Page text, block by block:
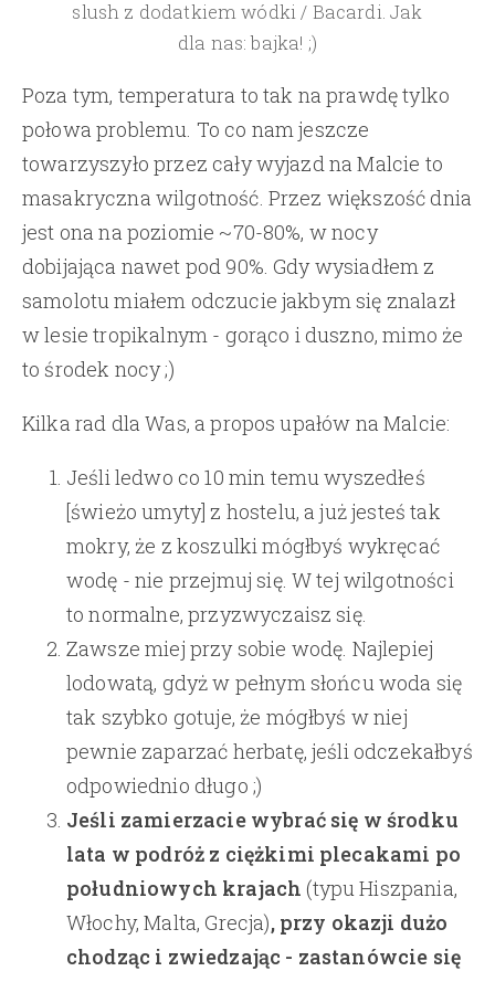
slush z dodatkiem wódki / Bacardi. Jak
dla nas: bajka! ;)
Poza tym, temperatura to tak na prawdę tylko
połowa problemu. To co nam jeszcze
towarzyszyło przez cały wyjazd na Malcie to
masakryczna wilgotność. Przez większość dnia
jest ona na poziomie ~70-80%, w nocy
dobijająca nawet pod 90%. Gdy wysiadłem z
samolotu miałem odczucie jakbym się znalazł
w lesie tropikalnym - gorąco i duszno, mimo że
to środek nocy ;)
Kilka rad dla Was, a propos upałów na Malcie:
Jeśli ledwo co 10 min temu wyszedłeś
[świeżo umyty] z hostelu, a już jesteś tak
mokry, że z koszulki mógłbyś wykręcać
wodę - nie przejmuj się. W tej wilgotności
to normalne, przyzwyczaisz się.
Zawsze miej przy sobie wodę. Najlepiej
lodowatą, gdyż w pełnym słońcu woda się
tak szybko gotuje, że mógłbyś w niej
pewnie zaparzać herbatę, jeśli odczekałbyś
odpowiednio długo ;)
Jeśli zamierzacie wybrać się w środku
lata w podróż z ciężkimi plecakami po
południowych krajach (typu Hiszpania,
Włochy, Malta, Grecja), przy okazji dużo
chodząc i zwiedzając - zastanówcie się